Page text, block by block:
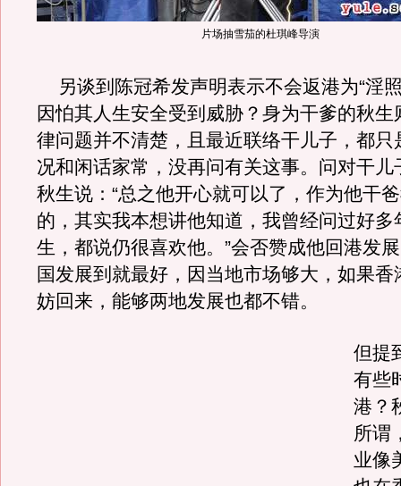
片场抽雪茄的杜琪峰导演
另谈到陈冠希发声明表示不会返港为“淫
因怕其人生安全受到威胁？身为干爹的秋生
律问题并不清楚，且最近联络干儿子，都只
况和闲话家常，没再问有关这事。问对干儿
秋生说：“总之他开心就可以了，作为他干
的，其实我本想讲他知道，我曾经问过好多
生，都说仍很喜欢他。”会否赞成他回港发
国发展到就最好，因当地市场够大，如果香
妨回来，能够两地发展也都不错。
但提
有些
港？
所谓
业像